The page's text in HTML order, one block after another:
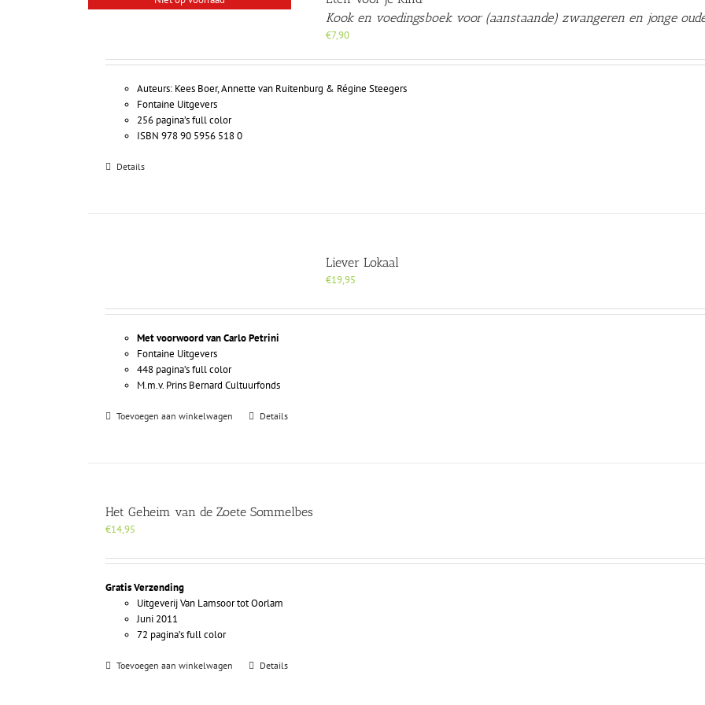
Kook en voedingsboek voor (aanstaande) zwangeren en jonge
€7,90
Auteurs: Kees Boer, Annette van Ruitenburg & Régine Steegers
Fontaine Uitgevers
256 pagina’s full color
ISBN 978 90 5956 518 0
Details
Liever Lokaal
€19,95
Met voorwoord van Carlo Petrini
Fontaine Uitgevers
448 pagina’s full color
M.m.v. Prins Bernard Cultuurfonds
Toevoegen aan winkelwagen Details
Het Geheim van de Zoete Sommelbes
€14,95
Gratis Verzending
Uitgeverij Van Lamsoor tot Oorlam
Juni 2011
72 pagina’s full color
Toevoegen aan winkelwagen Details